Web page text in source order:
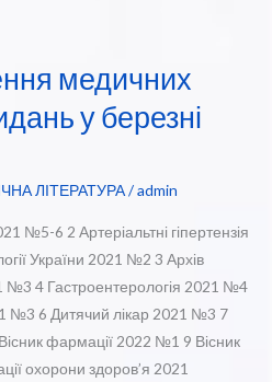
медичних
у березні
ЛІТЕРАТУРА/admin
№5-6 2 Артеріальтні гіпертензія
України 2021 №2 3 Архів
№3 4 Гастроентерологія 2021 №4
№3 6 Дитячий лікар 2021 №3 7
фармації 2022 №1 9 Вісник
охорони здоров’я 2021